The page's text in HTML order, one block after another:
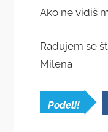
Ako ne vidiš
Radujem se
Milena
Podeli!